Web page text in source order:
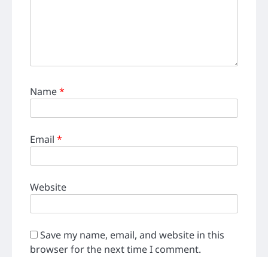
Name*
Email *
Website
Save my name, email, and website in this
browser for the next time I comment.